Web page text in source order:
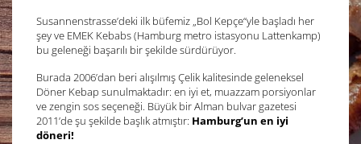
Susannenstrasse’deki ilk büfemiz „Bol Kepçe“yle başladı her
şey ve EMEK Kebabs (Hamburg metro istasyonu Lattenkamp)
bu geleneği başarılı bir şekilde sürdürüyor.
Burada 2006’dan beri alışılmış Çelik kalitesinde geleneksel
Döner Kebap sunulmaktadır: en iyi et, muazzam porsiyonlar
ve zengin sos seçeneği. Büyük bir Alman bulvar gazetesi
2011’de şu şekilde başlık atmıştır: Hamburg’un en iyi
döneri!